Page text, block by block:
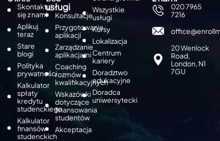
Skontaktuj
się z nami
Aplikuj
teraz
Stare
blogi
Polityka
prywatności
Kalkulator
spłaty
kredytu
studenckiego
Kalkulator
finansów
studenckich
usługi
Konsultacje
Przygotowanie
aplikacji
Zarządzanie
aplikacjami
Coaching
rozmów
kwalifikacyjnych
Wskazówki
dotyczące
finansowania
studentów
Akceptacja
Wszystkie
usługi
Kursy
Lokalizacja
Centrum
kariery
Doradztwo
edukacyjne
Doradca
uniwersytecki
020 7965
7216
20 Wenlock
Road,
London, N1
7GU